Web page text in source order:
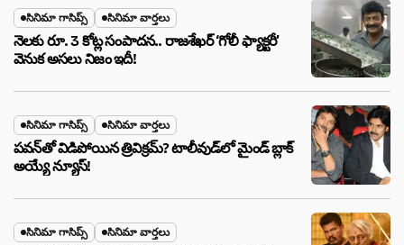
సినిమా గాసిప్స్ సినిమా వార్తలు
నెలకు రూ. 3 కోట్ల సంపాదన.. రాజశేఖర్ ‘గోలీ ఫ్యాక్టరీ’
వెనుక అసలు నిజం ఇదీ!
సినిమా గాసిప్స్ సినిమా వార్తలు
పవన్‌తో విడిపోయిన త్రివిక్రమ్? టాలీవుడ్‌లో మైండ్ బ్లాక్
అయ్యే న్యూస్!
సినిమా గాసిప్స్ సినిమా వార్తలు